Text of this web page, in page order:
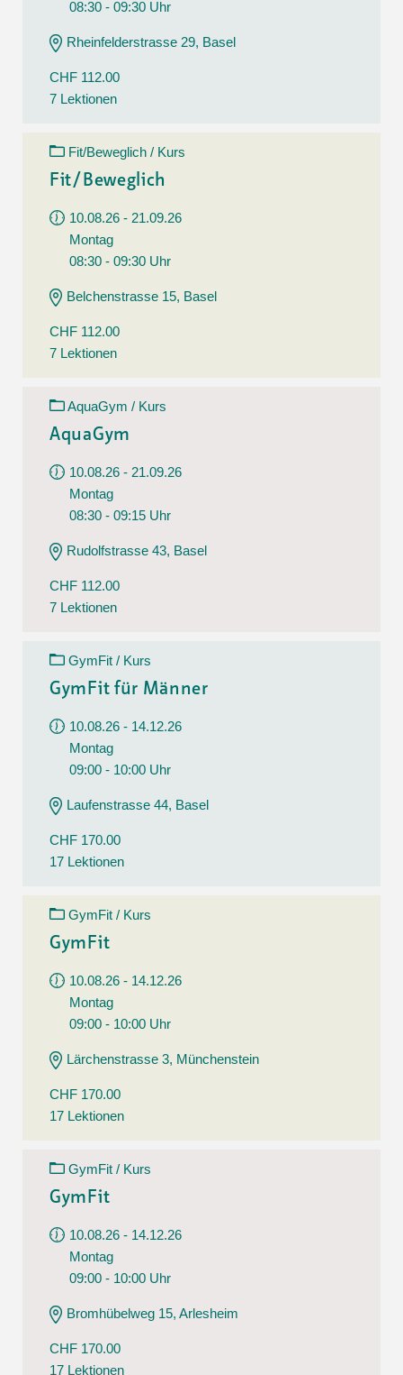
08:30 - 09:30 Uhr
Rheinfelderstrasse 29, Basel
CHF 112.00
7 Lektionen
Fit/Beweglich / Kurs
Fit/Beweglich
10.08.26 - 21.09.26
Montag
08:30 - 09:30 Uhr
Belchenstrasse 15, Basel
CHF 112.00
7 Lektionen
AquaGym / Kurs
AquaGym
10.08.26 - 21.09.26
Montag
08:30 - 09:15 Uhr
Rudolfstrasse 43, Basel
CHF 112.00
7 Lektionen
GymFit / Kurs
GymFit für Männer
10.08.26 - 14.12.26
Montag
09:00 - 10:00 Uhr
Laufenstrasse 44, Basel
CHF 170.00
17 Lektionen
GymFit / Kurs
GymFit
10.08.26 - 14.12.26
Montag
09:00 - 10:00 Uhr
Lärchenstrasse 3, Münchenstein
CHF 170.00
17 Lektionen
GymFit / Kurs
GymFit
10.08.26 - 14.12.26
Montag
09:00 - 10:00 Uhr
Bromhübelweg 15, Arlesheim
CHF 170.00
17 Lektionen